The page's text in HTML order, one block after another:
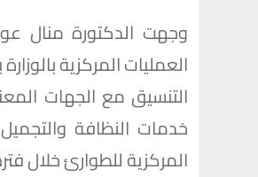
وجهت الدكتورة منال
العمليات المركزية
التنسيق مع الجهات
خدمات النظافة
المركزية للطوارئ خلال